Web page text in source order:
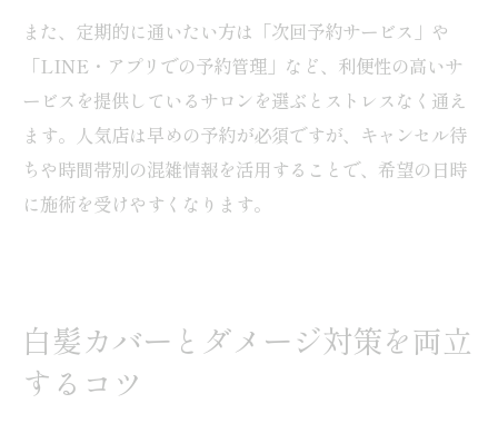
また、定期的に通いたい方は「次回予約サービス」や
「LINE・アプリでの予約管理」など、利便性の高いサ
ービスを提供しているサロンを選ぶとストレスなく通え
ます。人気店は早めの予約が必須ですが、キャンセル待
ちや時間帯別の混雑情報を活用することで、希望の日時
に施術を受けやすくなります。
白髪カバーとダメージ対策を両立
するコツ